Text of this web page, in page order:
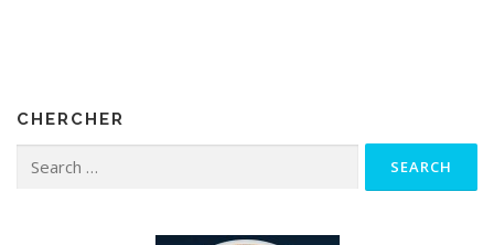
CHERCHER